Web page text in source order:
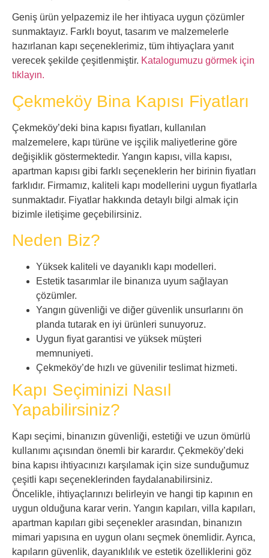
Geniş ürün yelpazemiz ile her ihtiyaca uygun çözümler
sunmaktayız. Farklı boyut, tasarım ve malzemelerle
hazırlanan kapı seçeneklerimiz, tüm ihtiyaçlara yanıt
verecek şekilde çeşitlenmiştir. Katalogumuzu görmek için
tıklayın.
Çekmeköy Bina Kapısı Fiyatları
Çekmeköy’deki bina kapısı fiyatları, kullanılan
malzemelere, kapı türüne ve işçilik maliyetlerine göre
değişiklik göstermektedir. Yangın kapısı, villa kapısı,
apartman kapısı gibi farklı seçeneklerin her birinin fiyatları
farklıdır. Firmamız, kaliteli kapı modellerini uygun fiyatlarla
sunmaktadır. Fiyatlar hakkında detaylı bilgi almak için
bizimle iletişime geçebilirsiniz.
Neden Biz?
Yüksek kaliteli ve dayanıklı kapı modelleri.
Estetik tasarımlar ile binanıza uyum sağlayan
çözümler.
Yangın güvenliği ve diğer güvenlik unsurlarını ön
planda tutarak en iyi ürünleri sunuyoruz.
Uygun fiyat garantisi ve yüksek müşteri
memnuniyeti.
Çekmeköy’de hızlı ve güvenilir teslimat hizmeti.
Kapı Seçiminizi Nasıl
Yapabilirsiniz?
Kapı seçimi, binanızın güvenliği, estetiği ve uzun ömürlü
kullanımı açısından önemli bir karardır. Çekmeköy’deki
bina kapısı ihtiyacınızı karşılamak için size sunduğumuz
çeşitli kapı seçeneklerinden faydalanabilirsiniz.
Öncelikle, ihtiyaçlarınızı belirleyin ve hangi tip kapının en
uygun olduğuna karar verin. Yangın kapıları, villa kapıları,
apartman kapıları gibi seçenekler arasından, binanızın
mimari yapısına en uygun olanı seçmek önemlidir. Ayrıca,
kapıların güvenlik, dayanıklılık ve estetik özelliklerini göz